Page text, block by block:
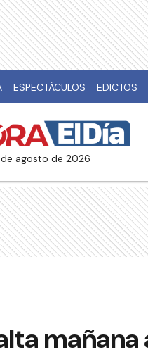
ESPECTÁCULOS EDICTOS
de agosto de 2026